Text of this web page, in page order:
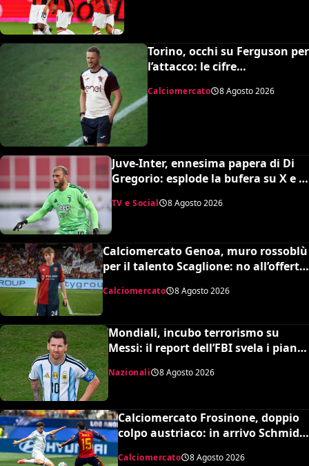
Torino, occhi su Ferguson per
l’attacco: le cifre
Calciomercato 8 Agosto 2026
Juve-Inter, ennesima papera di Di
Gregorio: esplode la bufera su X e il
web chiede un nuovo portiere
TV e Social 8 Agosto 2026
Calciomercato Genoa, muro rossoblù
per il talento Scaglione: no all’offerta
da un milione del Borussia
Dortmund
Calciomercato 8 Agosto 2026
Mondiali, incubo terrorismo su
Messi: il report dell’FBI svela i piani
sventati durante la Coppa del
Mondo
Nazionali 8 Agosto 2026
Calciomercato Frosinone, doppio
colpo austriaco: in arrivo Schmid e
Calciomercato 8 Agosto 2026